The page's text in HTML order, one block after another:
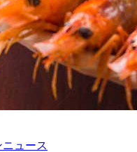
ュース